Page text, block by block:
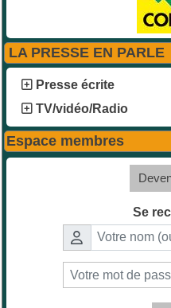
LA PRESSE EN PARLE
Presse écrite
TV/vidéo/Radio
Espace membres
Se